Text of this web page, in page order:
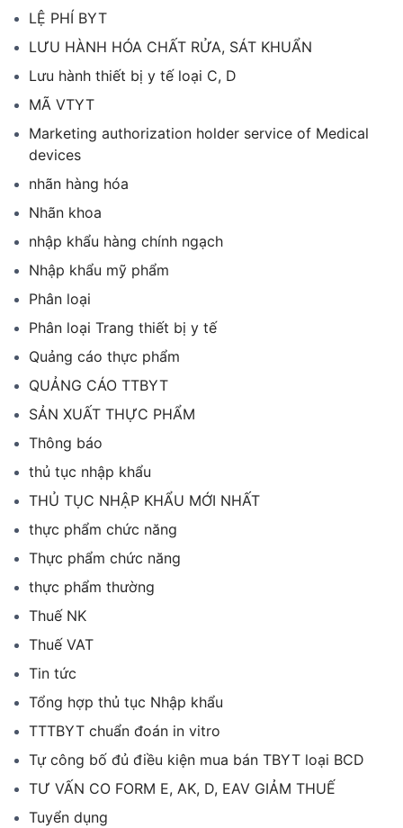
LỆ PHÍ BYT
LƯU HÀNH HÓA CHẤT RỬA, SÁT KHUẨN
Lưu hành thiết bị y tế loại C, D
MÃ VTYT
Marketing authorization holder service of Medical
devices
nhãn hàng hóa
Nhãn khoa
nhập khẩu hàng chính ngạch
Nhập khẩu mỹ phẩm
Phân loại
Phân loại Trang thiết bị y tế
Quảng cáo thực phẩm
QUẢNG CÁO TTBYT
SẢN XUẤT THỰC PHẨM
Thông báo
thủ tục nhập khẩu
THỦ TỤC NHẬP KHẨU MỚI NHẤT
thực phẩm chức năng
Thực phẩm chức năng
thực phẩm thường
Thuế NK
Thuế VAT
Tin tức
Tổng hợp thủ tục Nhập khẩu
TTTBYT chuẩn đoán in vitro
Tự công bố đủ điều kiện mua bán TBYT loại BCD
TƯ VẤN CO FORM E, AK, D, EAV GIẢM THUẾ
Tuyển dụng